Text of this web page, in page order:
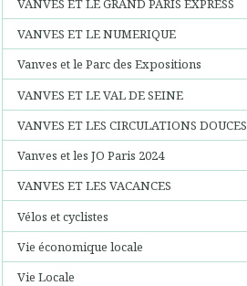
VANVES ET LE GRAND PARIS EXPRESS
VANVES ET LE NUMERIQUE
Vanves et le Parc des Expositions
VANVES ET LE VAL DE SEINE
VANVES ET LES CIRCULATIONS DOUCES
Vanves et les JO Paris 2024
VANVES ET LES VACANCES
Vélos et cyclistes
Vie économique locale
Vie Locale